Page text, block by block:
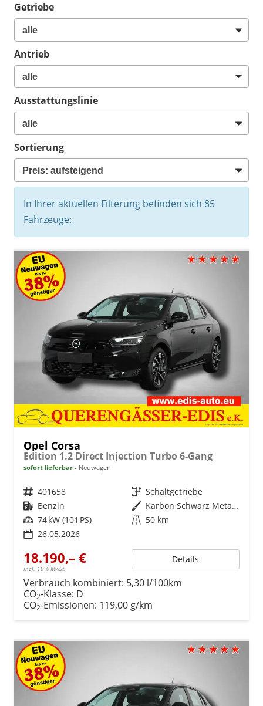
Getriebe
Antrieb
Ausstattungslinie
Sortierung
In Ihrer aktuellen Filterung befinden sich 85
Fahrzeuge:
Opel Corsa
Edition 1.2 Direct Injection Turbo 6-Gang
sofort lieferbar Neuwagen
Fahrzeugnr. 401658 Getriebe Schaltgetriebe
Kraftstoff Benzin Außenfarbe
Karbon Schwarz Metallic
Leistung 74 kW (101 PS) Kilometerstand 50 km
26.05.2026
18.190,– €
incl. 19% MwSt.
Details
Verbrauch kombiniert: 5,30 l/100km
CO2-Klasse: D
CO2-Emissionen: 119,00 g/km